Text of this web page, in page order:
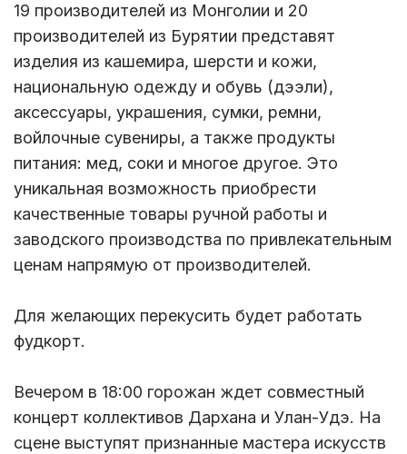
19 производителей из Монголии и 20
производителей из Бурятии представят
изделия из кашемира, шерсти и кожи,
национальную одежду и обувь (дээли),
аксессуары, украшения, сумки, ремни,
войлочные сувениры, а также продукты
питания: мед, соки и многое другое. Это
уникальная возможность приобрести
качественные товары ручной работы и
заводского производства по привлекательным
ценам напрямую от производителей.
Для желающих перекусить будет работать
фудкорт.
Вечером в 18:00 горожан ждет совместный
концерт коллективов Дархана и Улан-Удэ. На
сцене выступят признанные мастера искусств